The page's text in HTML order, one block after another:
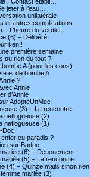
jeter à l’eau…
unilatérale
et autres complications
L’heure du verdict
(6) – Délibéré
ken !
première semaine
ou rien du tout ?
A (pour les cons)
et de bombe A
?
Annie
d’Annie
AdopteUnMec
(3) – La rencontre
netlogueuse (2)
netlogueuse (1)
Doc
ou paradis ?
sur Badoo
(6) – Dénouement
(5) – La rencontre
(4) – Quinze mails sinon rien
mariée (3)